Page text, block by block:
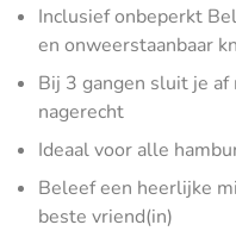
Inclusief onbeperkt
en onweerstaanbaar
Bij 3 gangen sluit je
nagerecht
Ideaal voor alle
Beleef een heerlijke
beste vriend(in)